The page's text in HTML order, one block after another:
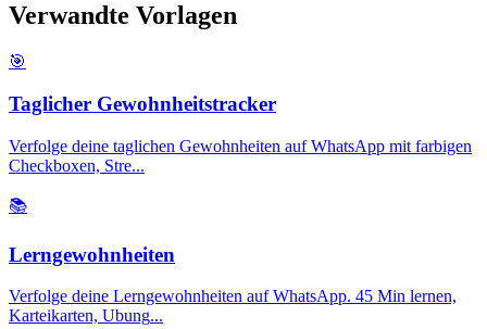
Verwandte Vorlagen
🎯
Taglicher Gewohnheitstracker
Verfolge deine taglichen Gewohnheiten auf WhatsApp mit farbigen
Checkboxen, Stre...
📚
Lerngewohnheiten
Verfolge deine Lerngewohnheiten auf WhatsApp. 45 Min lernen,
Karteikarten, Ubung...